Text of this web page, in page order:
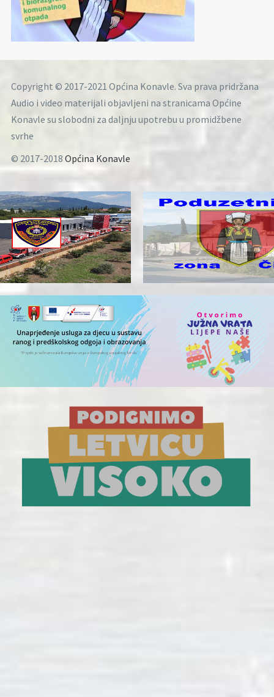
Copyright © 2017-2021 Općina Konavle. Sva prava pridržana
Audio i video materijali objavljeni na stranicama Općine
Konavle su slobodni za daljnju upotrebu u promidžbene
svrhe
© 2017-2018 Općina Konavle